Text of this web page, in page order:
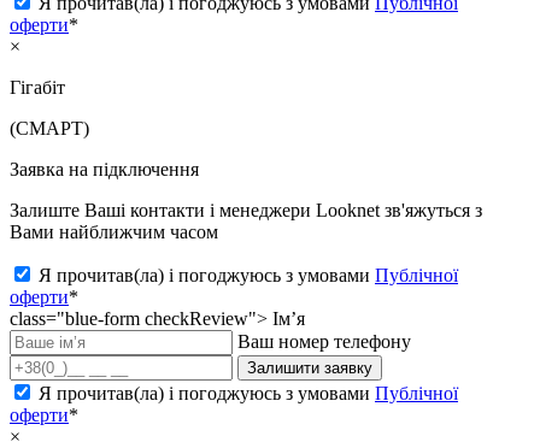
оферти*
×
Гігабіт
(СМАРТ)
Заявка на підключення
Залиште Ваші контакти і менеджери Looknet зв'яжуться з
Вами найближчим часом
Я прочитав(ла) і погоджуюсь з умовами Публічної
оферти*
class="blue-form checkReview"> Ім’я
Ваш номер телефону
Залишити заявку
Я прочитав(ла) і погоджуюсь з умовами Публічної
оферти*
×